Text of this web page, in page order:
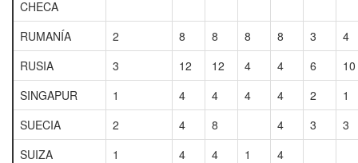
CHECA
RUMANÍA 2 8 8 8 8 3
4
RUSIA
3 12 12 4 4 6
10
SINGAPUR
1 4 4 4 4 2
1
SUECIA
2 4 8 4 3
3
SUIZA
1 4 4 1
4